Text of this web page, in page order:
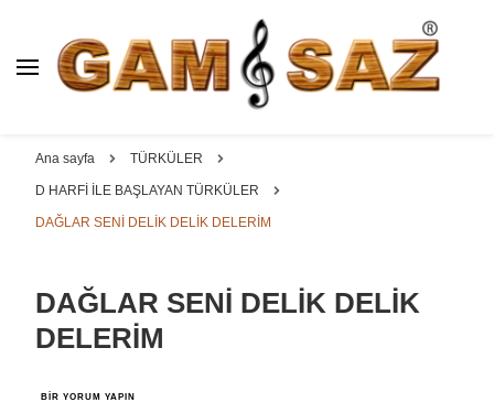
BAĞLAMA İMALAT / SATIŞ
YAPRAK || ELEKTRO ||
ÖZEL BAĞLAMA İMALAT /
SATIŞ
Padok, Kompozit, Mat, Divan, Çöğür, Cura, Solak, Dede,
Oyma ve yaprak sazlar, özel imalat bağlamalar
Ana sayfa TÜRKÜLER
D HARFİ İLE BAŞLAYAN TÜRKÜLER
DAĞLAR SENİ DELİK DELİK DELERİM
DAĞLAR SENİ DELİK DELİK
DELERİM
DAĞLAR
BIR YORUM YAPIN